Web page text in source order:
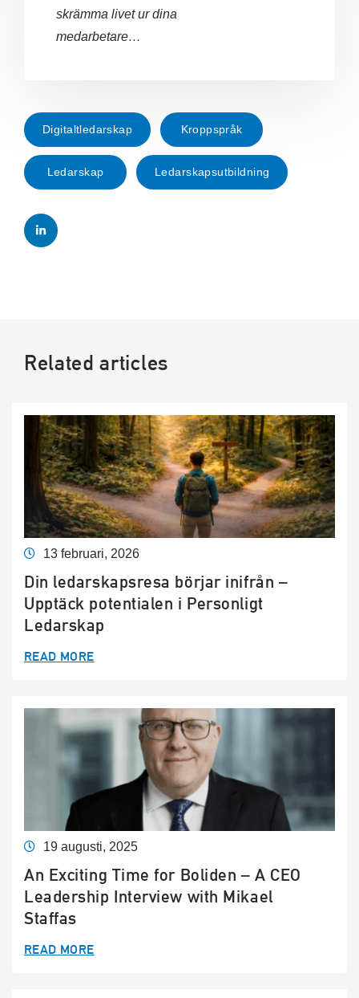
skrämma livet ur dina
medarbetare…
Digitaltledarskap Kroppspråk
Ledarskap Ledarskapsutbildning
Related articles
13 februari, 2026
Din ledarskapsresa börjar inifrån –
Upptäck potentialen i Personligt
Ledarskap
READ MORE
19 augusti, 2025
An Exciting Time for Boliden – A CEO
Leadership Interview with Mikael
Staffas
READ MORE